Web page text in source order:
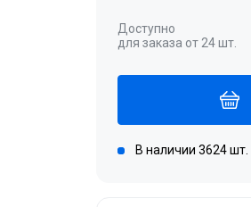
Доступно
для заказа от 24 шт.
В наличии 3624 шт.